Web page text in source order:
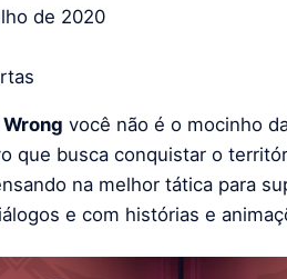
de 2020
você não é o mocinho
que busca conquistar o
na melhor tática para
e com histórias e